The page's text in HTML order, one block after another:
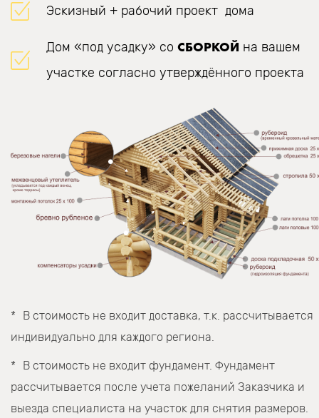
Эскизный + рабочий проект дома
Дом «под усадку» со СБОРКОЙ на вашем
участке согласно утверждённого проекта
В стоимость не входит доставка, т.к. рассчитывается
индивидуально для каждого региона.
В стоимость не входит фундамент. Фундамент
рассчитывается после учета пожеланий Заказчика и
выезда специалиста на участок для снятия размеров.